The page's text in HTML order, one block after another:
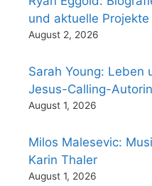
und aktuelle Projekte
August 2, 2026
Sarah Young: Leben
Jesus-Calling-Autorin
August 1, 2026
Milos Malesevic:
Karin Thaler
August 1, 2026